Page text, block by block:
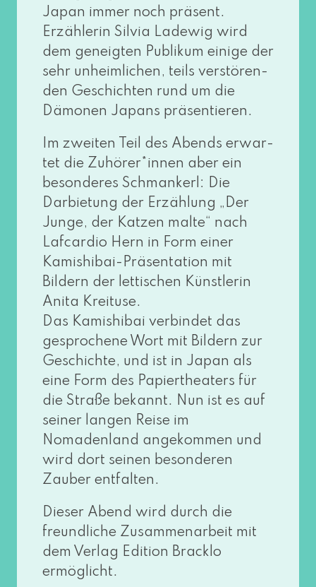
Japan immer noch prä­sent.
Erzählerin Silvia Ladewig wird
dem geneig­ten Publikum eini­ge der
sehr unheim­li­chen, teils ver­stö­ren­
den Geschichten rund um die
Dämonen Japans präsentieren.
Im zwei­ten Teil des Abends erwar­
tet die Zuhörer*innen aber ein
beson­de­res Schmankerl: Die
Darbietung der Erzählung „Der
Junge, der Katzen mal­te“ nach
Lafcardio Hern in Form einer
Kamishibai-Präsentation mit
Bildern der let­ti­schen Künstlerin
Anita Kreituse.
Das Kamishibai ver­bin­det das
gespro­che­ne Wort mit Bildern zur
Geschichte, und ist in Japan als
eine Form des Papiertheaters für
die Straße bekannt. Nun ist es auf
sei­ner lan­gen Reise im
Nomadenland ange­kom­men und
wird dort sei­nen beson­de­ren
Zauber entfalten.
Dieser Abend wird durch die
freund­li­che Zusammenarbeit mit
dem Verlag Edition Bracklo
ermöglicht.